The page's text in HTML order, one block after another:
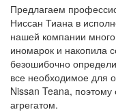
Предлагаем
Ниссан Тиана в
нашей компании много
иномарок и накопила
безошибочно
все необходимое для
Nissan Teana,
агрегатом.